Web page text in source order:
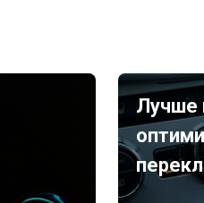
Лучше